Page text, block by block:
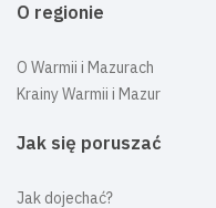
O regionie
O Warmii i Mazurach
Krainy Warmii i Mazur
Jak się poruszać
Jak dojechać?